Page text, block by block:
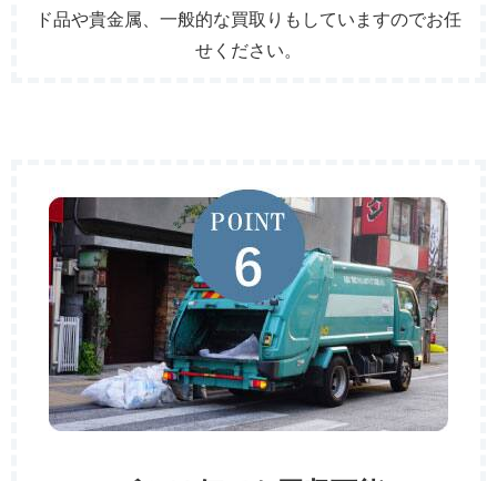
ド品や貴金属、一般的な買取りもしていますのでお任
せください。